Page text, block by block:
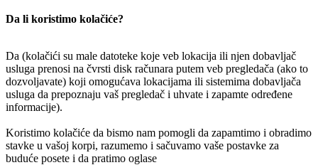
Da li koristimo kolačiće?
Da (kolačići su male datoteke koje veb lokacija ili njen dobavljač
usluga prenosi na čvrsti disk računara putem veb pregledača (ako to
dozvoljavate) koji omogućava lokacijama ili sistemima dobavljača
usluga da prepoznaju vaš pregledač i uhvate i zapamte određene
informacije).
Koristimo kolačiće da bismo nam pomogli da zapamtimo i obradimo
stavke u vašoj korpi, razumemo i sačuvamo vaše postavke za
buduće posete i da pratimo oglase